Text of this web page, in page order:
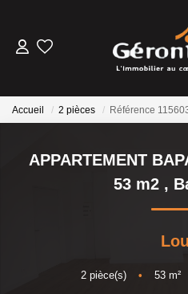
GESTION
NOTRE
Accueil 2 pièces Référence
APPARTEMENT
53 m2 ,
2pièce(s) • 53m²